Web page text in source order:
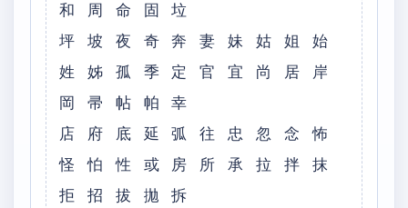
和 周 命 固 垃
坪 坡 夜 奇 奔 妻 妹 姑 姐 始
姓 姊 孤 季 定 官 宜 尚 居 岸
岡 帚 帖 帕 幸
店 府 底 延 弧 往 忠 忽 念 怖
怪 怕 性 或 房 所 承 拉 拌 抹
拒 招 拔 拋 拆